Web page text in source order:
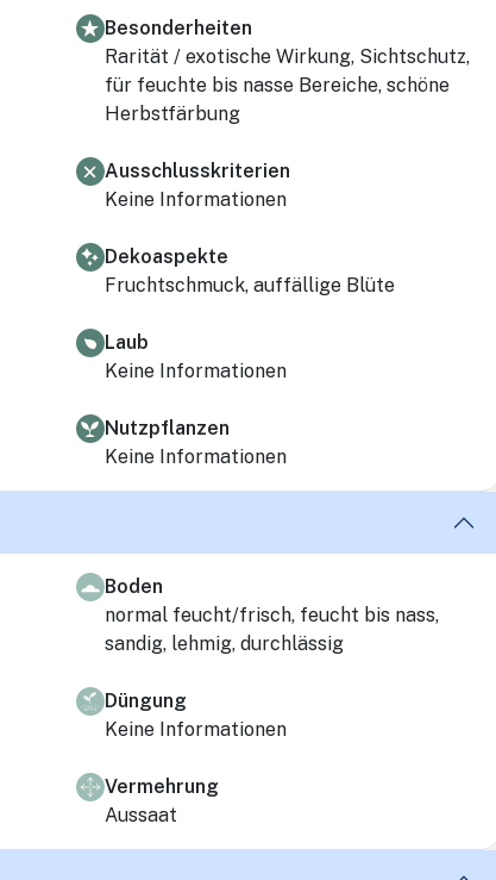
Besonderheiten
Rarität / exotische Wirkung, Sichtschutz,
für feuchte bis nasse Bereiche, schöne
Herbstfärbung
Ausschlusskriterien
Keine Informationen
Dekoaspekte
Fruchtschmuck, auffällige Blüte
Laub
Keine Informationen
Nutzpflanzen
Keine Informationen
Boden
normal feucht/frisch, feucht bis nass,
sandig, lehmig, durchlässig
Düngung
Keine Informationen
Vermehrung
Aussaat